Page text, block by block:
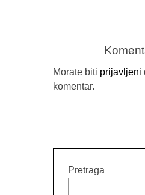
Morate biti prijavljeni
komentar.
Pretraga